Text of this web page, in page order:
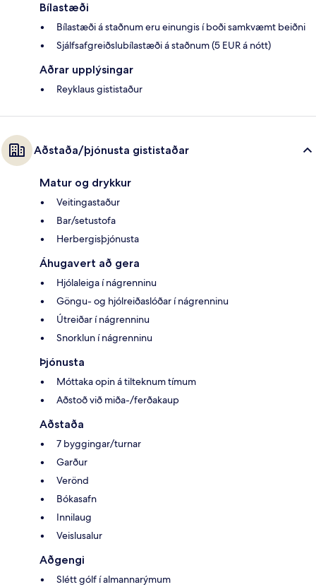
Bílastæði
Bílastæði á staðnum eru einungis í boði samkvæmt beiðni
Sjálfsafgreiðslubílastæði á staðnum (5 EUR á nótt)
Aðrar upplýsingar
Reyklaus gististaður
Aðstaða/þjónusta gististaðar
Matur og drykkur
Veitingastaður
Bar/setustofa
Herbergisþjónusta
Áhugavert að gera
Hjólaleiga í nágrenninu
Göngu- og hjólreiðaslóðar í nágrenninu
Útreiðar í nágrenninu
Snorklun í nágrenninu
Þjónusta
Móttaka opin á tilteknum tímum
Aðstoð við miða-/ferðakaup
Aðstaða
7 byggingar/turnar
Garður
Verönd
Bókasafn
Innilaug
Veislusalur
Aðgengi
Slétt gólf í almannarýmum